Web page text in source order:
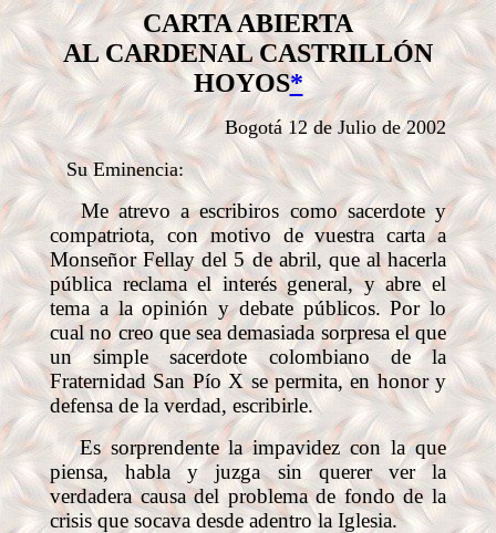
CARTA ABIERTA
AL CARDENALCASTRILLÓN
HOYOS*
Bogotá 12 de Julio de 2002
Su Eminencia:
Me atrevo a escribiros como sacerdote y
compatriota, con motivo de vuestra carta a
Monseñor Fellay del 5 de abril, que al hacerla
pública reclama el interés general, y abre el
tema a la opinión y debate públicos. Por lo
cual no creo que sea demasiada sorpresa el que
un simple sacerdote colombiano de la
Fraternidad San Pío X se permita, en honor y
defensa de la verdad, escribirle.
Es sorprendente la impavidez con la que
piensa, habla y juzga sin querer ver la
verdadera causa del problema de fondo de la
crisis que socava desde adentro la Iglesia.